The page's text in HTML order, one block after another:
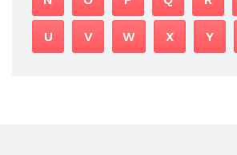
U V W X Y